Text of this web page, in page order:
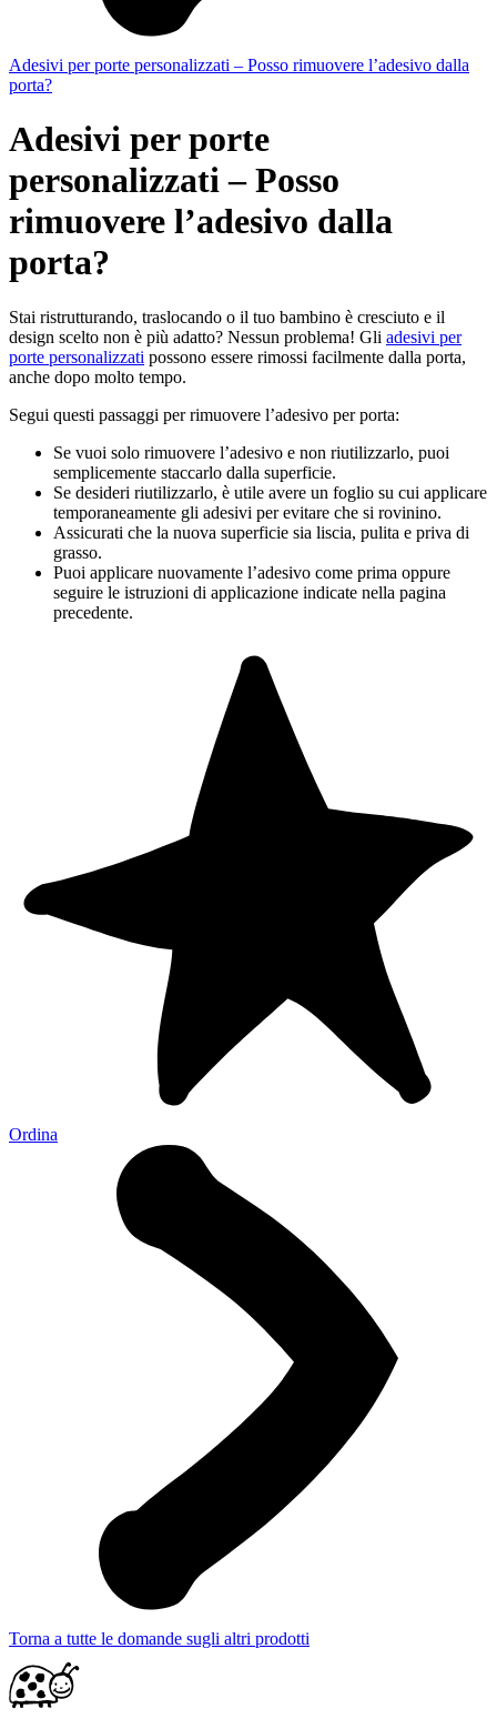
Adesivi per porte personalizzati – Posso rimuovere l’adesivo dalla
porta?
Adesivi per porte
personalizzati – Posso
rimuovere l’adesivo dalla
porta?
Stai ristrutturando, traslocando o il tuo bambino è cresciuto e il
design scelto non è più adatto? Nessun problema! Gli adesivi per
porte personalizzati possono essere rimossi facilmente dalla porta,
anche dopo molto tempo.
Segui questi passaggi per rimuovere l’adesivo per porta:
Se vuoi solo rimuovere l’adesivo e non riutilizzarlo, puoi
semplicemente staccarlo dalla superficie.
Se desideri riutilizzarlo, è utile avere un foglio su cui applicare
temporaneamente gli adesivi per evitare che si rovinino.
Assicurati che la nuova superficie sia liscia, pulita e priva di
grasso.
Puoi applicare nuovamente l’adesivo come prima oppure
seguire le istruzioni di applicazione indicate nella pagina
precedente.
Ordina
Torna a tutte le domande sugli altri prodotti